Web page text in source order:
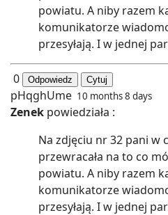
powiatu. A niby razem
komunikatorze
przesyłają. I w jednej
0 Odpowiedz Cytuj
pHqghUme 10 months 8 days
Zenek powiedziała :
Na zdjęciu nr 32 pani w
przewracała na to co
powiatu. A niby razem
komunikatorze
przesyłają. I w jednej